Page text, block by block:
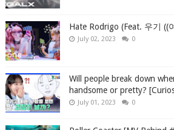
Hate Rodrigo (Feat. 우기 ((
July 02, 2023 0
Will people break down
handsome or pretty?
July 01, 2023 0